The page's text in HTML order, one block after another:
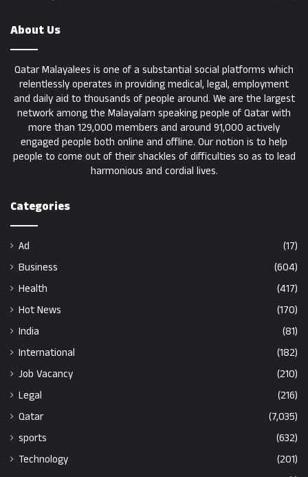
About Us
Qatar Malayalees is one of a substantial social platforms which
relentlessly operates in providing medical, legal, employment
and daily aid to thousands of people around. We are the largest
network among the Malayalam speaking people of Qatar with
more than 129,000 members and around 91,000 actively
engaged people both online and offline. Our notion is to help
people to come out of their shackles of difficulties so as to lead
harmonious and cordial lives.
Categories
Ad
(17)
Business
(604)
Health
(417)
Hot News
(170)
India
(81)
International
(182)
Job Vacancy
(210)
Legal
(216)
Qatar
(7,035)
sports
(632)
Technology
(201)